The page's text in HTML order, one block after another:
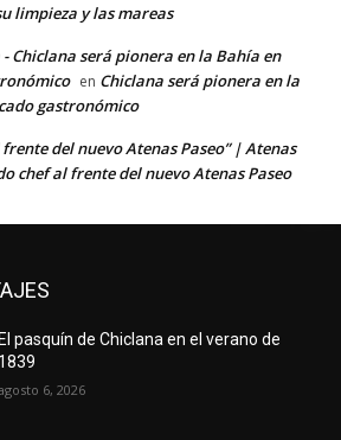
limpieza y las mareas
Chiclana será pionera en la Bahía en
en Chiclana será pionera en la
gastronómico
del nuevo Atenas Paseo” | Atenas
chef al frente del nuevo Atenas Paseo
El pasquín de Chiclana en el verano de
1839
6, 2026